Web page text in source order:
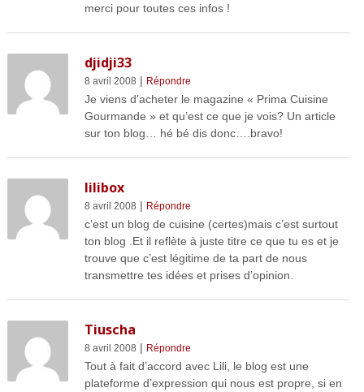
merci pour toutes ces infos !
djidji33
8 avril 2008 | Répondre
Je viens d’acheter le magazine « Prima Cuisine
Gourmande » et qu’est ce que je vois? Un article
sur ton blog… hé bé dis donc….bravo!
lilibox
8 avril 2008 | Répondre
c’est un blog de cuisine (certes)mais c’est surtout
ton blog .Et il reflète à juste titre ce que tu es et je
trouve que c’est légitime de ta part de nous
transmettre tes idées et prises d’opinion.
Tiuscha
8 avril 2008 | Répondre
Tout à fait d’accord avec Lili, le blog est une
plateforme d’expression qui nous est propre, si en